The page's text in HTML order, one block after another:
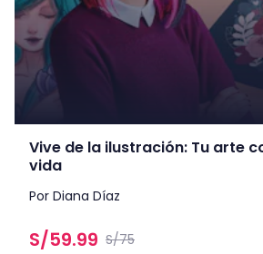
Vive de la ilustración: Tu arte
vida
Por Diana Díaz
S/59.99 S/75